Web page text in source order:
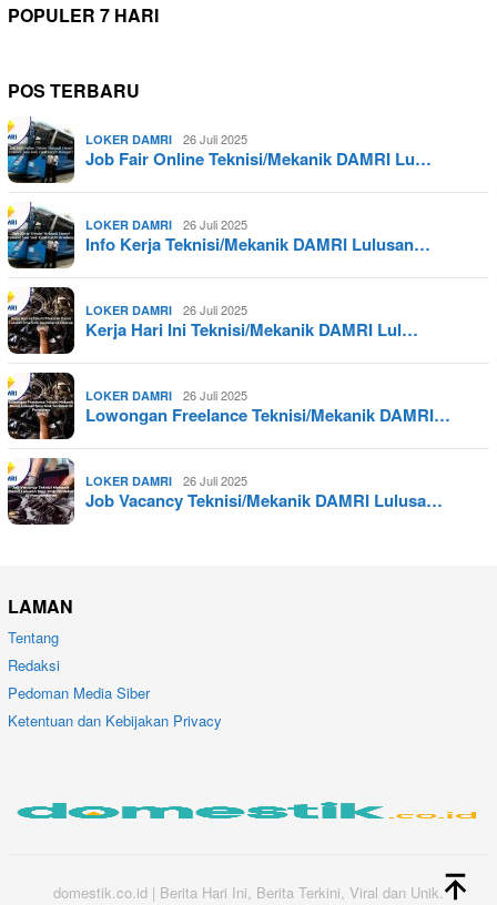
POPULER 7 HARI
POS TERBARU
LOKER DAMRI 26 Juli 2025
Job Fair Online Teknisi/Mekanik DAMRI Lu…
LOKER DAMRI 26 Juli 2025
Info Kerja Teknisi/Mekanik DAMRI Lulusan…
LOKER DAMRI 26 Juli 2025
Kerja Hari Ini Teknisi/Mekanik DAMRI Lul…
LOKER DAMRI 26 Juli 2025
Lowongan Freelance Teknisi/Mekanik DAMRI…
LOKER DAMRI 26 Juli 2025
Job Vacancy Teknisi/Mekanik DAMRI Lulusa…
LAMAN
Tentang
Redaksi
Pedoman Media Siber
Ketentuan dan Kebijakan Privacy
domestik.co.id | Berita Hari Ini, Berita Terkini, Viral dan Unik.